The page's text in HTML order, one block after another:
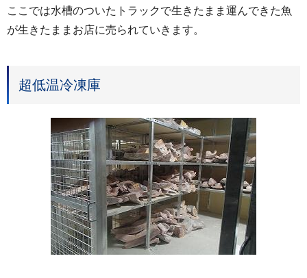
ここでは水槽のついたトラックで生きたまま運んできた魚
が生きたままお店に売られていきます。
超低温冷凍庫